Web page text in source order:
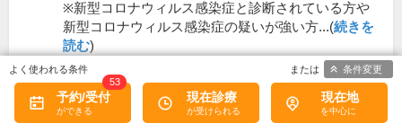
※新型コロナウィルス感染症と診断されている方や
新型コロナウィルス感染症の疑いが強い方...(続きを
読む)
休診日: 水曜午後、土曜午後、日、祝、年末年始
初診受付
予約/受付
53
現在診療 現在地
条件変更